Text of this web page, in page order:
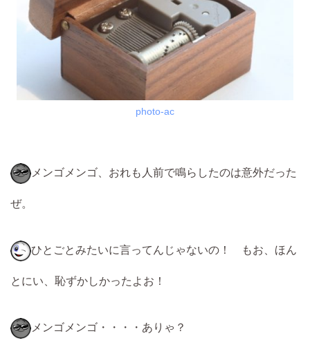
photo-ac
メンゴメンゴ、おれも人前で鳴らしたのは意外だった
ぜ。
ひとごとみたいに言ってんじゃないの！ もお、ほん
とにい、恥ずかしかったよお！
メンゴメンゴ・・・・ありゃ？